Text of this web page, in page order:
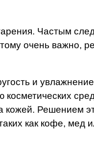
Частым
очень важно,
и
кожей. Решением
как кофе, мед